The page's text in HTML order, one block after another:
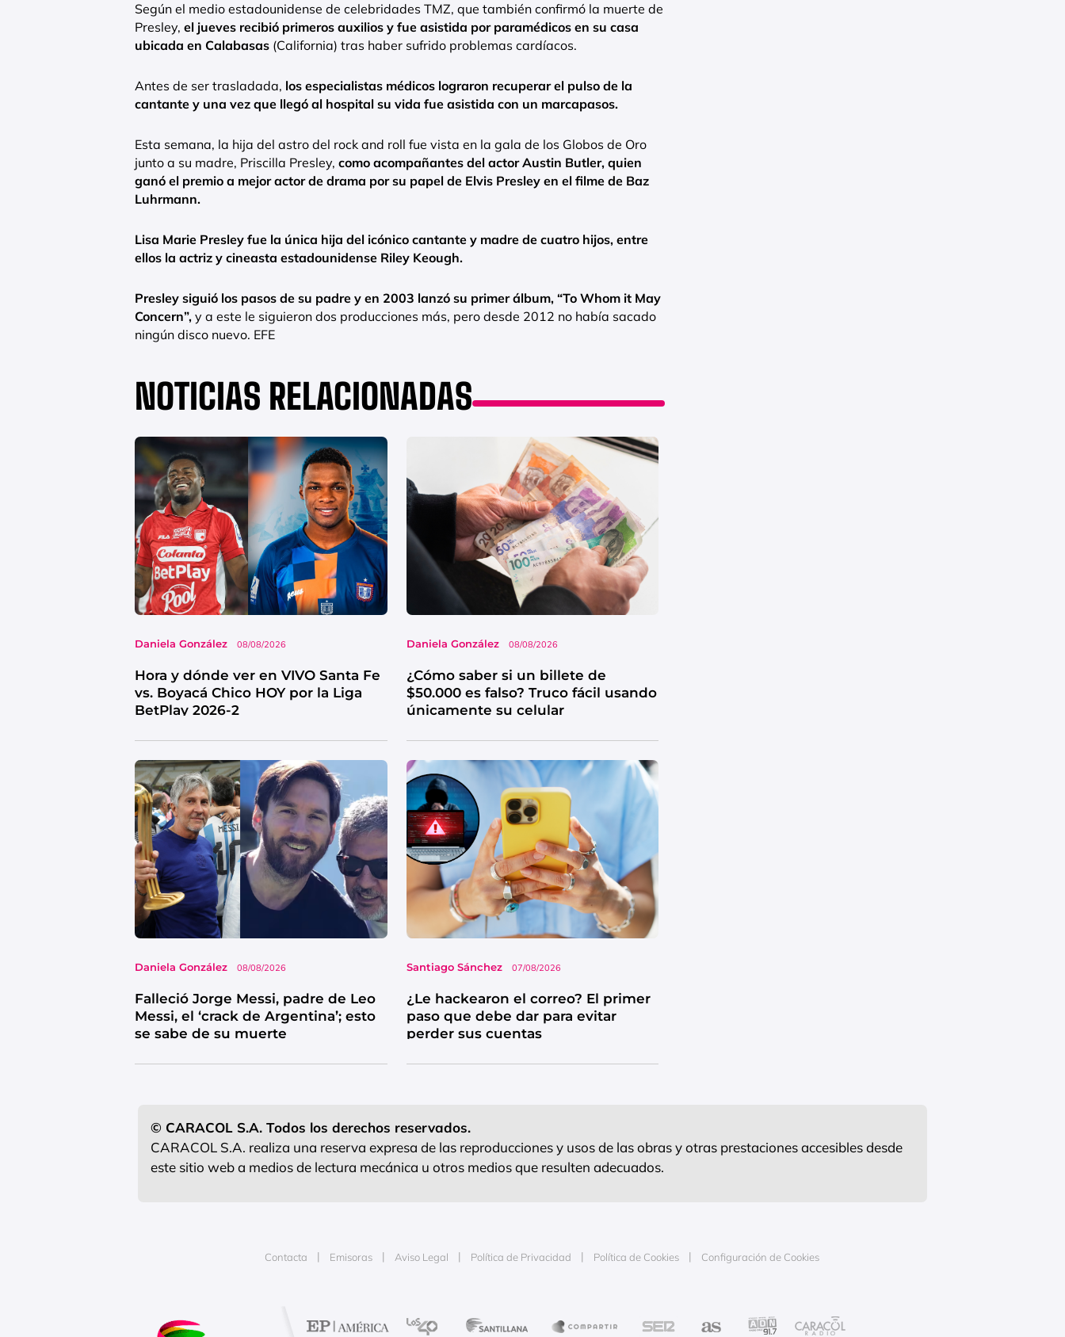
Según el medio estadounidense de celebridades TMZ, que también confirmó la muerte de
Presley, el jueves recibió primeros auxilios y fue asistida por paramédicos en su casa
ubicada en Calabasas (California) tras haber sufrido problemas cardíacos.
Antes de ser trasladada, los especialistas médicos lograron recuperar el pulso de la
cantante y una vez que llegó al hospital su vida fue asistida con un marcapasos.
Esta semana, la hija del astro del rock and roll fue vista en la gala de los Globos de Oro
junto a su madre, Priscilla Presley, como acompañantes del actor Austin Butler, quien
ganó el premio a mejor actor de drama por su papel de Elvis Presley en el filme de Baz
Luhrmann.
Lisa Marie Presley fue la única hija del icónico cantante y madre de cuatro hijos, entre
ellos la actriz y cineasta estadounidense Riley Keough.
Presley siguió los pasos de su padre y en 2003 lanzó su primer álbum, “To Whom it May
Concern”, y a este le siguieron dos producciones más, pero desde 2012 no había sacado
ningún disco nuevo. EFE
NOTICIAS RELACIONADAS
Daniela González 08/08/2026
Hora y dónde ver en VIVO Santa Fe
vs. Boyacá Chico HOY por la Liga
BetPlay 2026-2
Daniela González 08/08/2026
¿Cómo saber si un billete de
$50.000 es falso? Truco fácil usando
únicamente su celular
Daniela González 08/08/2026
Falleció Jorge Messi, padre de Leo
Messi, el ‘crack de Argentina’; esto
se sabe de su muerte
Santiago Sánchez 07/08/2026
¿Le hackearon el correo? El primer
paso que debe dar para evitar
perder sus cuentas
© CARACOL S.A. Todos los derechos reservados.
CARACOL S.A. realiza una reserva expresa de las reproducciones y usos de las obras y otras prestaciones accesibles desde
este sitio web a medios de lectura mecánica u otros medios que resulten adecuados.
Contacta Emisoras Aviso Legal Política de Privacidad Política de Cookies Configuración de Cookies